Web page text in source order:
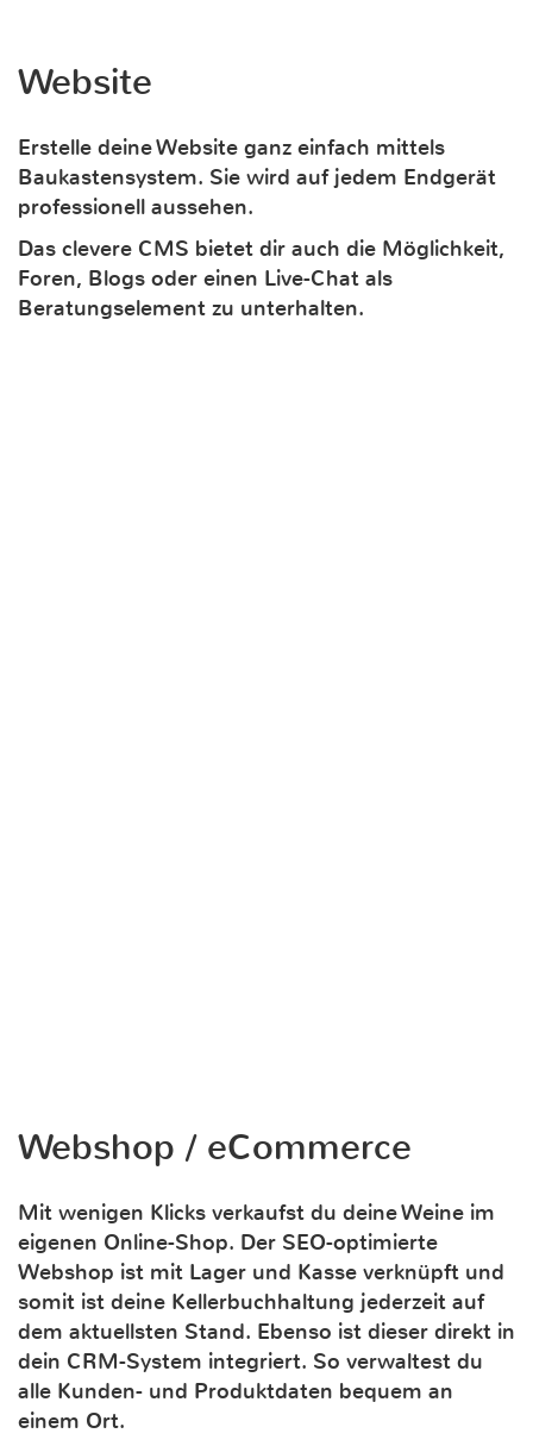
Website
Erstelle deine Website ganz einfach mittels
Baukastensystem. Sie wird auf jedem Endgerät
professionell aussehen.
Das clevere CMS bietet dir auch die Möglichkeit,
Foren, Blogs oder einen Live-Chat als
Beratungselement zu unterhalten.
Webshop / eCommerce
Mit wenigen Klicks verkaufst du deine Weine im
eigenen Online-Shop. Der SEO-optimierte
Webshop ist mit Lager und Kasse verknüpft und
somit ist deine Kellerbuchhaltung jederzeit auf
dem aktuellsten Stand. Ebenso ist dieser direkt in
dein CRM-System integriert. So verwaltest du
alle Kunden- und Produktdaten bequem an
einem Ort.